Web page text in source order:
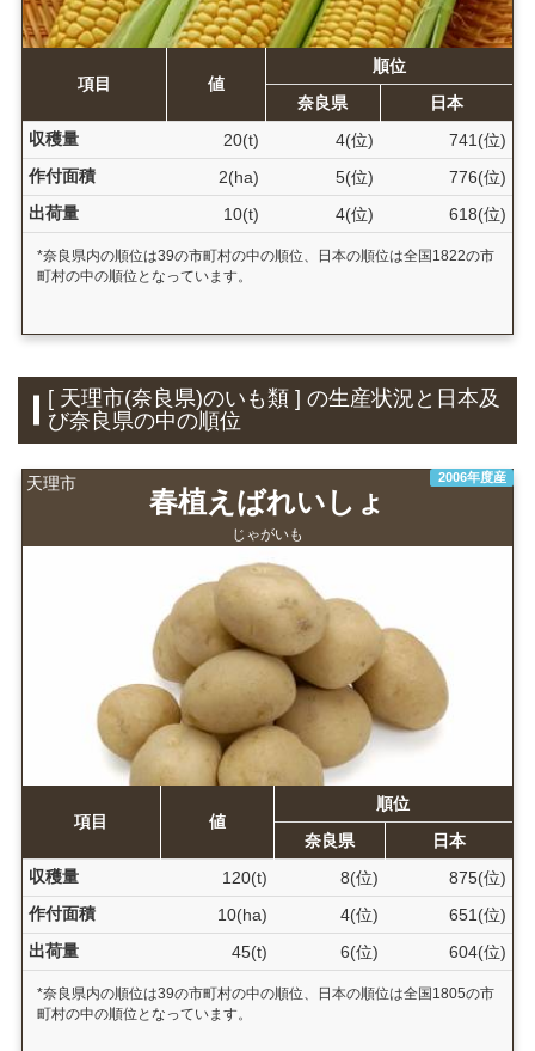
項目 値
順位
奈良県
日本
収穫量
20(t) 4(位)
741(位)
作付面積
2(ha) 5(位)
776(位)
出荷量
10(t) 4(位) 618(位)
*奈良県内の順位は39の市町村の中の順位、日本の順位は全国1822の市
町村の中の順位となっています。
[ 天理市(奈良県)のいも類 ] の生産状況と日本及
び奈良県の中の順位
天理市 2006年度産
春植えばれいしょ
じゃがいも
項目 値
順位
奈良県
日本
収穫量
120(t) 8(位)
875(位)
作付面積
10(ha) 4(位)
651(位)
出荷量
45(t) 6(位) 604(位)
*奈良県内の順位は39の市町村の中の順位、日本の順位は全国1805の市
町村の中の順位となっています。